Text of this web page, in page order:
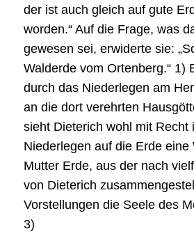
der ist auch gleich auf gute
worden.“ Auf die Frage, was
gewesen sei, erwiderte sie:
Walderde vom Ortenberg.“ 1)
durch das Niederlegen am
an die dort verehrten
sieht Dieterich wohl mit Recht
Niederlegen auf die Erde eine
Mutter Erde, aus der nach
von Dieterich
Vorstellungen die Seele des
3)